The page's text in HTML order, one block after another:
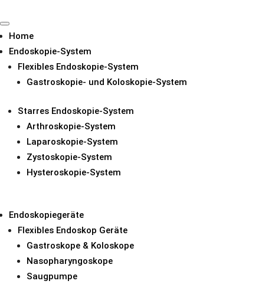
Home
Endoskopie-System
Flexibles Endoskopie-System
Gastroskopie- und Koloskopie-System
Starres Endoskopie-System
Arthroskopie-System
Laparoskopie-System
Zystoskopie-System
Hysteroskopie-System
Endoskopiegeräte
Flexibles Endoskop Geräte
Gastroskope & Koloskope
Nasopharyngoskope
Saugpumpe